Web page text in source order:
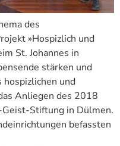
des
»Hospizlich und
St. Johannes in
stärken und
hospizlichen und
Anliegen des 2018
Stiftung in Dülmen.
befassten